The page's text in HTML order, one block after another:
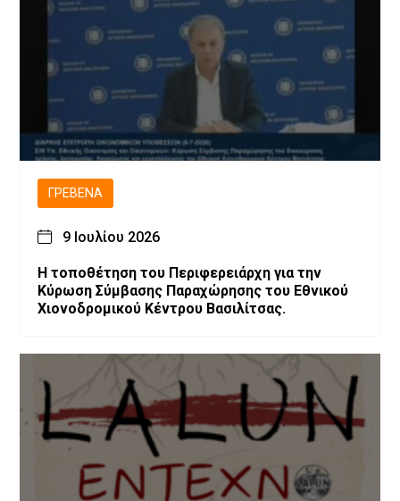
ΓΡΕΒΕΝΆ
9 Ιουλίου 2026
Η τοποθέτηση του Περιφερειάρχη για την
Κύρωση Σύμβασης Παραχώρησης του Εθνικού
Χιονοδρομικού Κέντρου Βασιλίτσας.